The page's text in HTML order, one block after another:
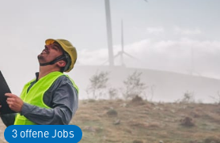
3 offene Jobs